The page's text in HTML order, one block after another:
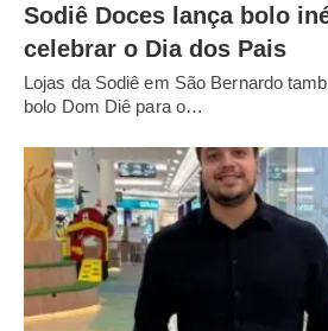
Sodiê Doces lança bolo
celebrar o Dia dos Pais
Lojas da Sodiê em São Bernardo
bolo Dom Diê para o…